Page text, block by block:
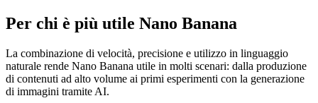
Per chi è più utile Nano Banana
La combinazione di velocità, precisione e utilizzo in linguaggio
naturale rende Nano Banana utile in molti scenari: dalla produzione
di contenuti ad alto volume ai primi esperimenti con la generazione
di immagini tramite AI.